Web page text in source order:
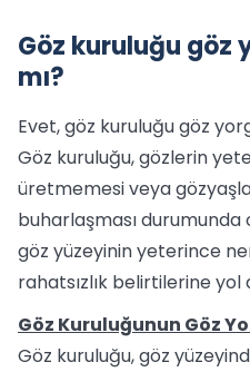
Göz kuruluğu göz
mı?
Evet, göz kuruluğu göz
Göz kuruluğu, gözlerin
üretmemesi veya
buharlaşması durumunda
göz yüzeyinin yeterince
rahatsızlık belirtilerine yol
Göz Kuruluğunun Göz
Göz kuruluğu, göz